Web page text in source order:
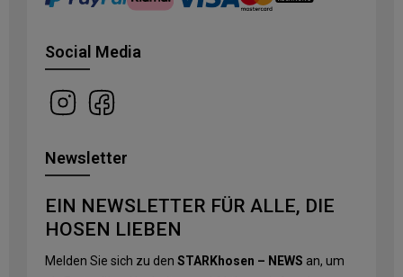
Social Media
Newsletter
EIN NEWSLETTER FÜR ALLE, DIE
HOSEN LIEBEN
Melden Sie sich zu den STARKhosen – NEWS an, um